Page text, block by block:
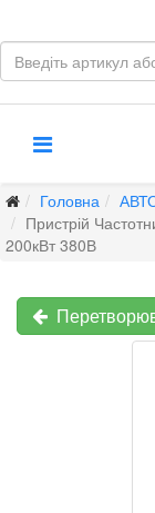
Головна
Пристрій
200кВт 380В